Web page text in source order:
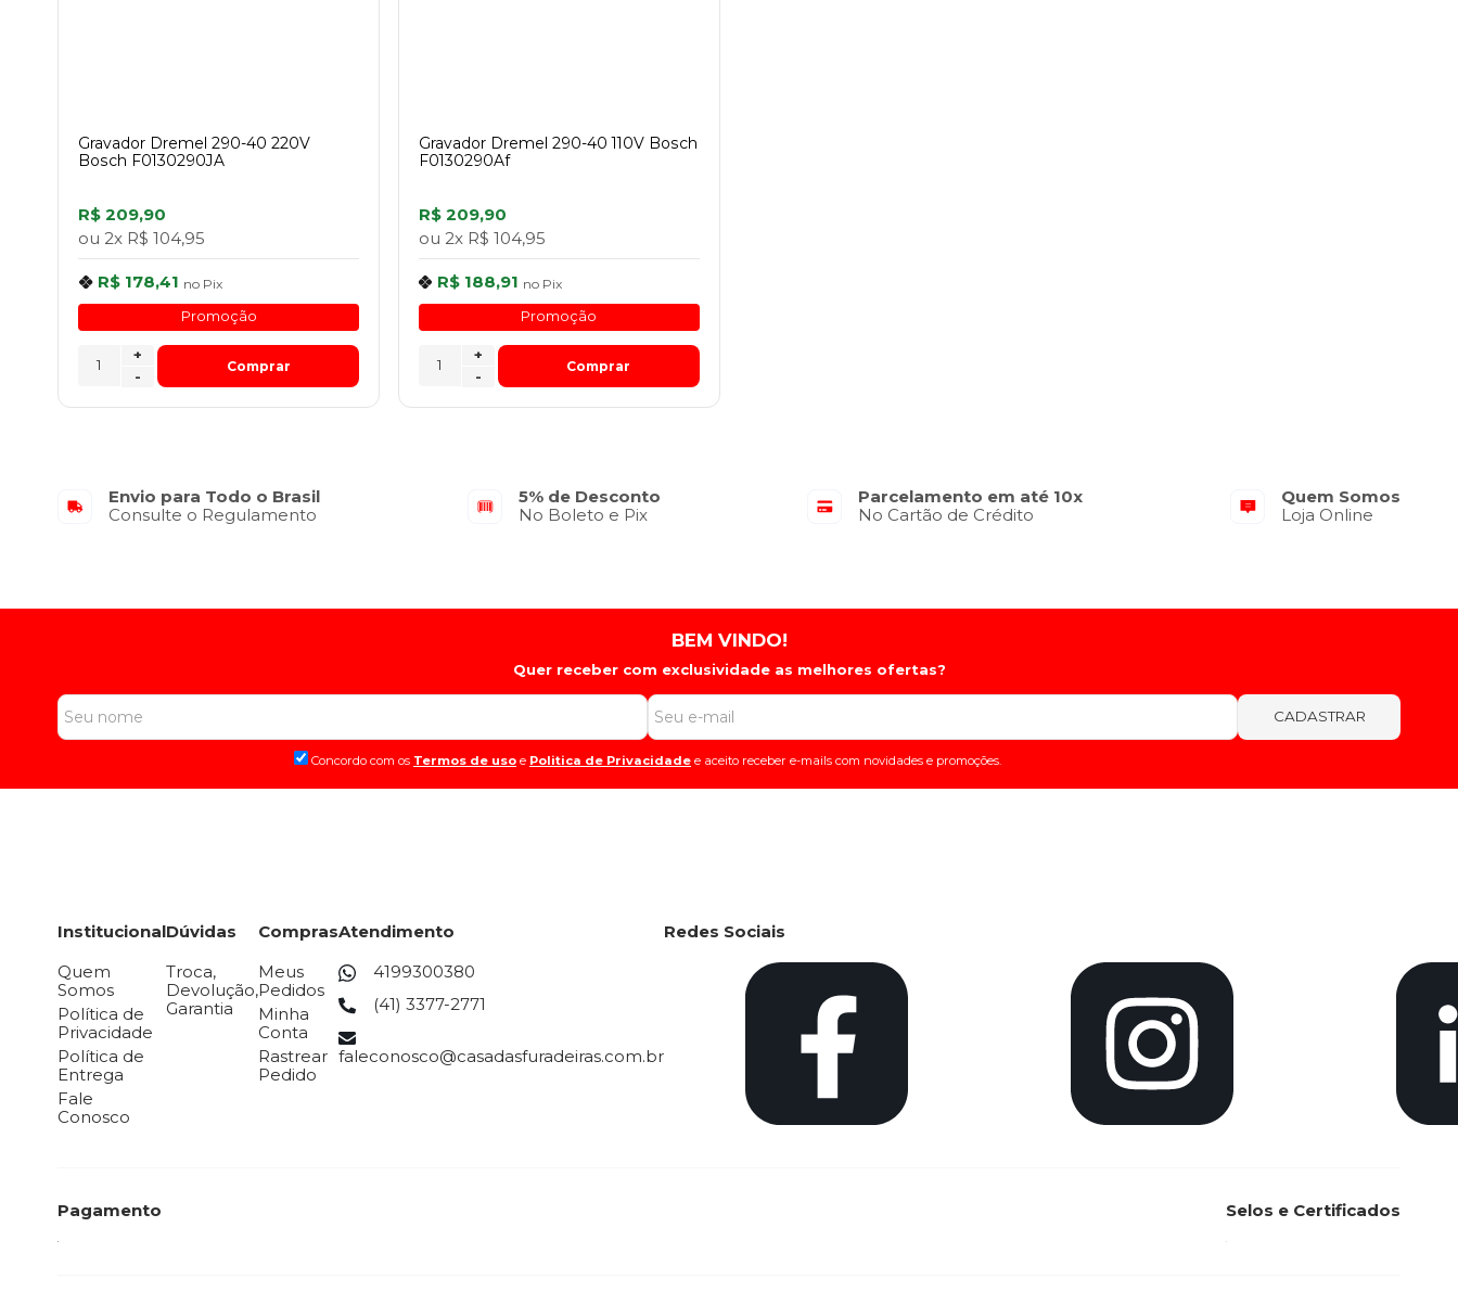
Gravador Dremel 290-40 220V
Bosch F0130290JA
R$ 209,90
ou 2x R$ 104,95
R$ 178,41 no Pix
Promoção
-
+
Comprar
Gravador Dremel 290-40 110V Bosch
F0130290Af
R$ 209,90
ou 2x R$ 104,95
R$ 188,91 no Pix
Promoção
-
+
Comprar
Envio para Todo o Brasil
Consulte o Regulamento
5% de Desconto
No Boleto e Pix
Parcelamento em até 10x
No Cartão de Crédito
Quem Somos
Loja Online
BEM VINDO!
Quer receber com exclusividade as melhores ofertas?
Concordo com os Termos de uso e Politica de Privacidade e aceito receber e-mails com novidades e promoções.
CADASTRAR
Institucional
Quem
Somos
Política de
Privacidade
Política de
Entrega
Fale
Conosco
Dúvidas
Troca,
Devolução,
Garantia
Compras
Meus
Pedidos
Minha
Conta
Rastrear
Pedido
Atendimento
4199300380
(41) 3377-2771
faleconosco@casadasfuradeiras.com.br
Redes Sociais
Pagamento Selos e Certificados